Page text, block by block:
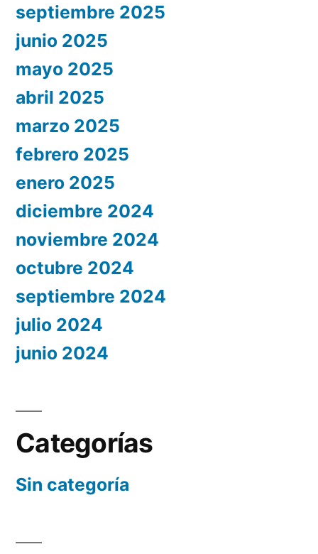
septiembre 2025
junio 2025
mayo 2025
abril 2025
marzo 2025
febrero 2025
enero 2025
diciembre 2024
noviembre 2024
octubre 2024
septiembre 2024
julio 2024
junio 2024
Categorías
Sin categoría